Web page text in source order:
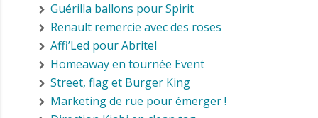
Guérilla ballons pour Spirit
Renault remercie avec des roses
Affi’Led pour Abritel
Homeaway en tournée Event
Street, flag et Burger King
Marketing de rue pour émerger !